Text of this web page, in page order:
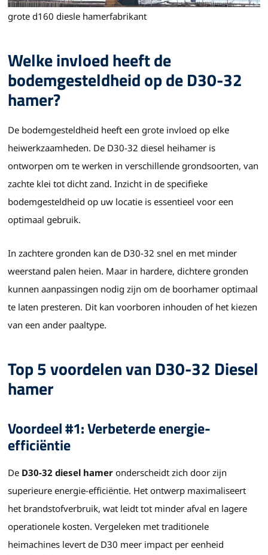
grote d160 diesle hamerfabrikant
Welke invloed heeft de
bodemgesteldheid op de D30-32
hamer?
De bodemgesteldheid heeft een grote invloed op elke
heiwerkzaamheden. De D30-32 diesel heihamer is
ontworpen om te werken in verschillende grondsoorten, van
zachte klei tot dicht zand. Inzicht in de specifieke
bodemgesteldheid op uw locatie is essentieel voor een
optimaal gebruik.
In zachtere gronden kan de D30-32 snel en met minder
weerstand palen heien. Maar in hardere, dichtere gronden
kunnen aanpassingen nodig zijn om de boorhamer optimaal
te laten presteren. Dit kan voorboren inhouden of het kiezen
van een ander paaltype.
Top 5 voordelen van D30-32 Diesel
hamer
Voordeel #1: Verbeterde energie-
efficiëntie
De D30-32 diesel hamer onderscheidt zich door zijn
superieure energie-efficiëntie. Het ontwerp maximaliseert
het brandstofverbruik, wat leidt tot minder afval en lagere
operationele kosten. Vergeleken met traditionele
heimachines levert de D30 meer impact per eenheid